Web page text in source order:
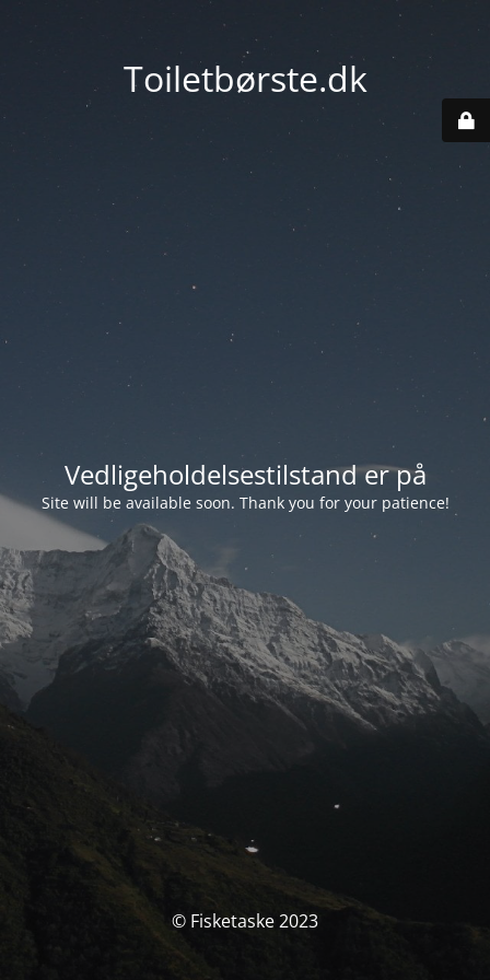
Toiletbørste.dk
Vedligeholdelsestilstand er på
Site will be available soon. Thank you for your patience!
© Fisketaske 2023